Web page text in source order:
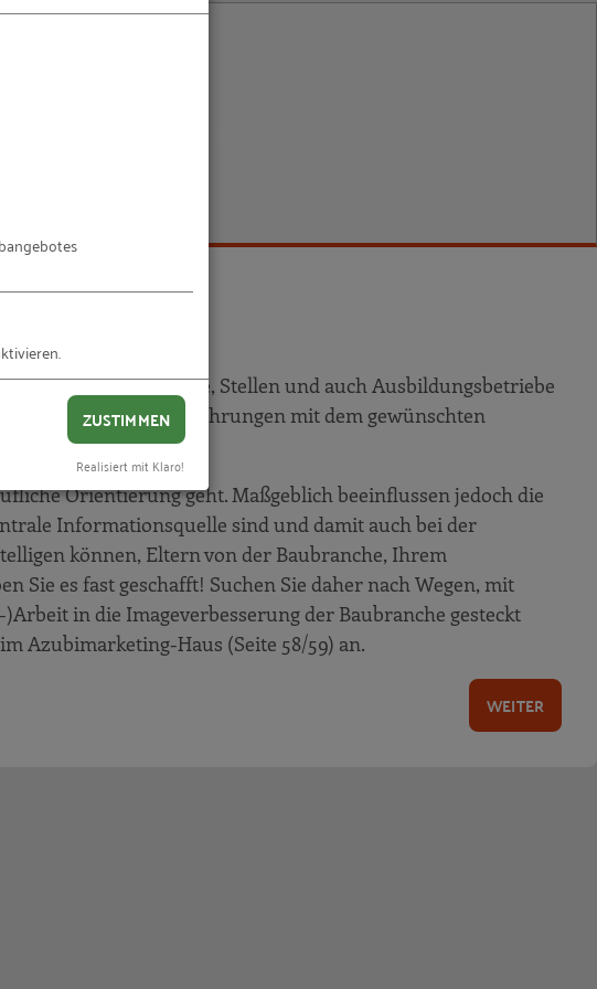
Ausbildungsberufe, Stellen und auch Ausbildungsbetriebe
von Personen, die Erfahrungen mit dem gewünschten
Orientierung geht. Maßgeblich beeinflussen jedoch die
Informationsquelle sind und damit auch bei der
können, Eltern von der Baubranche, Ihrem
es fast geschafft! Suchen Sie daher nach Wegen, mit
in die Imageverbesserung der Baubranche gesteckt
Azubimarketing-Haus (Seite 58/59) an.
WEITER
ZUSTIMMEN
Realisiert mit Klaro!